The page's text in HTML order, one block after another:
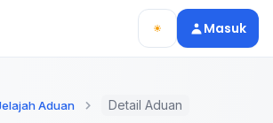
utama
Masuk
Aduan Detail Aduan